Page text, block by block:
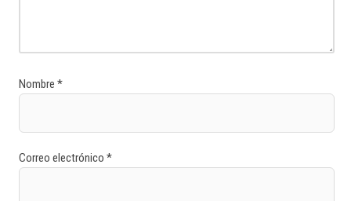
Nombre *
Correo electrónico *